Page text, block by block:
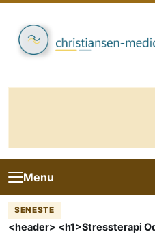
Menu
SENESTE
<header> <h1>Stressterapi